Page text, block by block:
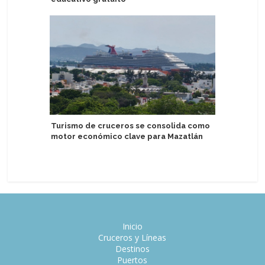
Turismo de cruceros se consolida como
motor económico clave para Mazatlán
Inicio
Cruceros y Líneas
Destinos
Puertos